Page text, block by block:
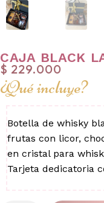
CAJA BLACK
$ 229.000
¿Qué incluye?
Botella de whisky
frutas con licor,
en cristal para
Tarjeta dedicatoria